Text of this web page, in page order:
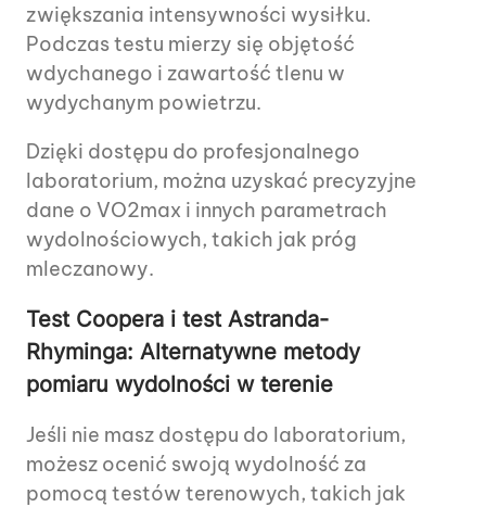
zwiększania intensywności wysiłku.
Podczas testu mierzy się objętość
wdychanego i zawartość tlenu w
wydychanym powietrzu.
Dzięki dostępu do profesjonalnego
laboratorium, można uzyskać precyzyjne
dane o VO2max i innych parametrach
wydolnościowych, takich jak próg
mleczanowy.
Test Coopera i test Astranda-
Rhyminga: Alternatywne metody
pomiaru wydolności w terenie
Jeśli nie masz dostępu do laboratorium,
możesz ocenić swoją wydolność za
pomocą testów terenowych, takich jak